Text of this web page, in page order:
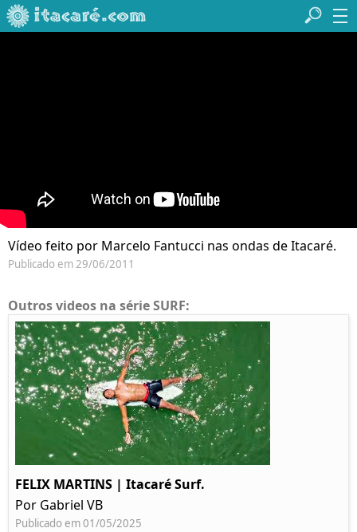
Vídeo feito por Marcelo Fantucci nas ondas de Itacaré.
Publicado em 29/06/2011
Outros videos na série SURF:
FELIX MARTINS | Itacaré Surf.
Por Gabriel VB
Publicado em 01/05/2025